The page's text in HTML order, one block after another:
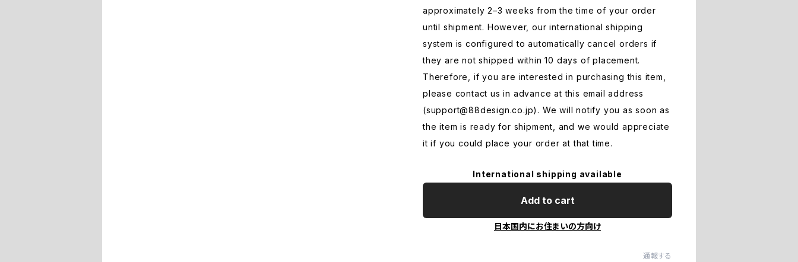
approximately 2–3 weeks from the time of your order
until shipment. However, our international shipping
system is configured to automatically cancel orders if
they are not shipped within 10 days of placement.
Therefore, if you are interested in purchasing this item,
please contact us in advance at this email address
(support@88design.co.jp). We will notify you as soon as
the item is ready for shipment, and we would appreciate
it if you could place your order at that time.
International shipping available
Add to cart
日本国内にお住まいの方向け
通報する